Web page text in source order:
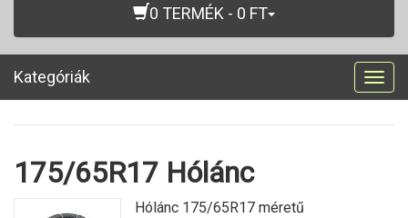
0 TERMÉK - 0 FT
Kategóriák
175/65R17 Hólánc
Hólánc 175/65R17 méretű